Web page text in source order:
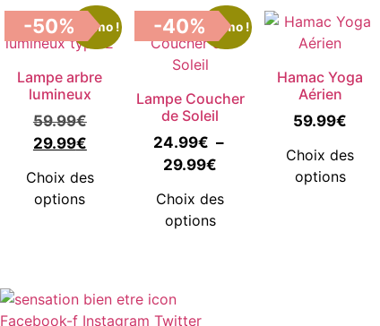
Promo !
-50%
Lampe arbre
lumineux
59.99€Le
prix
était :
29.99€Le
actuel
Choix des
options
produit
options
Promo !
-40%
Lampe Coucher
de Soleil
24.99€ –
29.99€
prix :
Choix des
options
Hamac Yoga
Aérien
59.99€
Choix des
options
Facebook-f Instagram Twitter